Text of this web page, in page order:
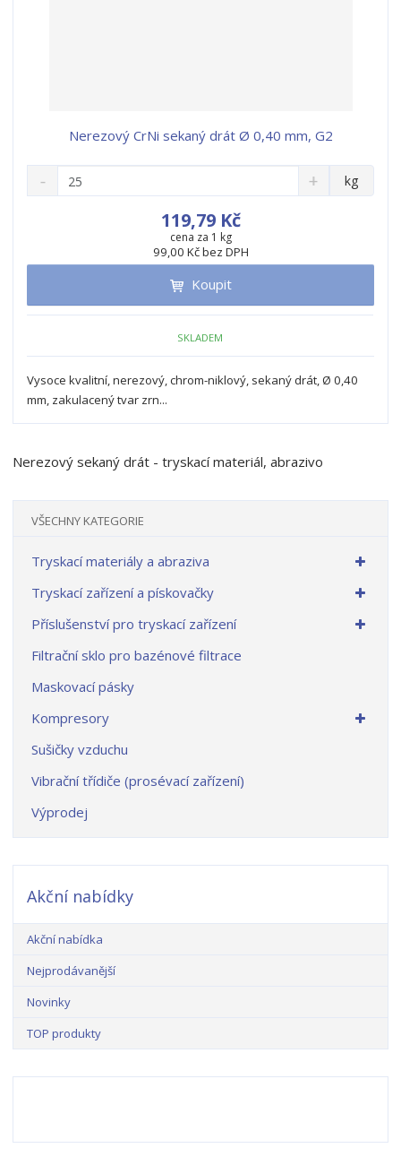
Nerezový CrNi sekaný drát Ø 0,40 mm, G2
119,79 Kč
cena za 1 kg
99,00 Kč bez DPH
m
o
N
a
i
m
n
ž
s
t
í
n
t
n
o
s
t
v
í
kg
Koupit
SKLADEM
Vysoce kvalitní, nerezový, chrom-niklový, sekaný drát, Ø 0,40
mm, zakulacený tvar zrn...
Nerezový sekaný drát - tryskací materiál, abrazivo
VŠECHNY KATEGORIE
Tryskací materiály a abraziva
Tryskací zařízení a pískovačky
Příslušenství pro tryskací zařízení
Filtrační sklo pro bazénové filtrace
Maskovací pásky
Kompresory
Sušičky vzduchu
Vibrační třídiče (prosévací zařízení)
Výprodej
Akční nabídky
Akční nabídka
Nejprodávanější
Novinky
TOP produkty